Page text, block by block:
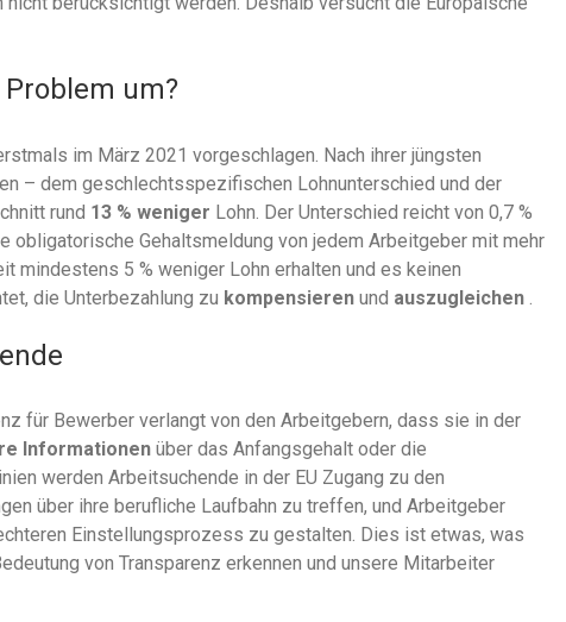
um?
im März 2021 vorgeschlagen. Nach ihrer jüngsten
– dem geschlechtsspezifischen Lohnunterschied und der
rund 13 % weniger Lohn. Der Unterschied reicht von 0,7 %
obligatorische Gehaltsmeldung von jedem Arbeitgeber mit mehr
mindestens 5 % weniger Lohn erhalten und es keinen
die Unterbezahlung zu kompensieren und auszugleichen
für Bewerber verlangt von den Arbeitgebern, dass sie in der
Informationen über das Anfangsgehalt oder die
werden Arbeitsuchende in der EU Zugang zu den
über ihre berufliche Laufbahn zu treffen, und Arbeitgeber
Einstellungsprozess zu gestalten. Dies ist etwas, was
von Transparenz erkennen und unsere Mitarbeiter